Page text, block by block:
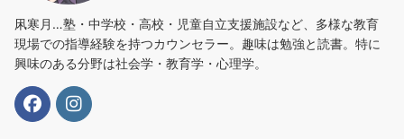
凩寒月…塾・中学校・高校・児童自立支援施設など、多様な教育
現場での指導経験を持つカウンセラー。趣味は勉強と読書。特に
興味のある分野は社会学・教育学・心理学。